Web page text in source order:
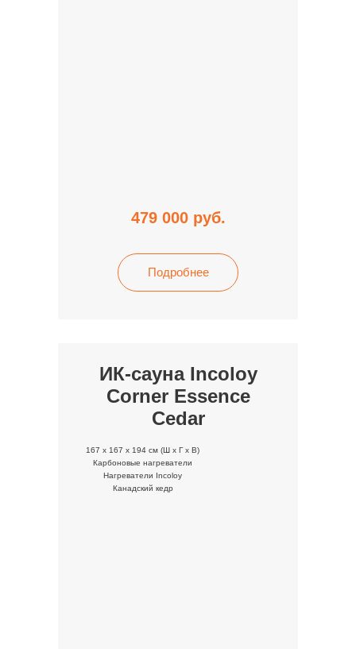
479 000руб.
Подробнее
ИК-сауна Incoloy
Corner Essence
Cedar
167 x 167 x 194 cм (Ш x Г x В)
Карбоновые нагреватели
Нагреватели Incoloy
Канадский кедр